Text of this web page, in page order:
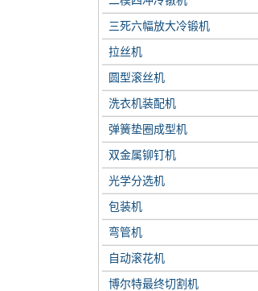
三死六幅放大冷锻机
拉丝机
圆型滚丝机
洗衣机装配机
弹簧垫圈成型机
双金属铆钉机
光学分选机
包装机
弯管机
自动滚花机
博尔特最终切割机